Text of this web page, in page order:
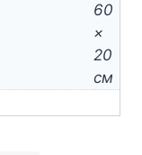
60
×
20
см